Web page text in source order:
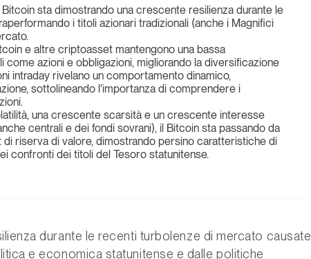
sta dimostrando una crescente resilienza durante le
i titoli azionari tradizionali (anche i Magnifici
e altre criptoasset mantengono una bassa
azioni e obbligazioni, migliorando la diversificazione
intraday rivelano un comportamento dinamico,
sottolineando l'importanza di comprendere i
una crescente scarsità e un crescente interesse
centrali e dei fondi sovrani), il Bitcoin sta passando da
riserva di valore, dimostrando persino caratteristiche di
confronti dei titoli del Tesoro statunitense.
durante le recenti turbolenze di mercato causate
e economica statunitense e dalle politiche